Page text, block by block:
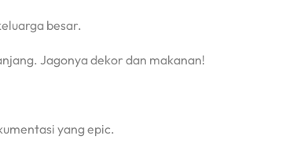
besar.
Jagonya dekor dan makanan!
yang epic.